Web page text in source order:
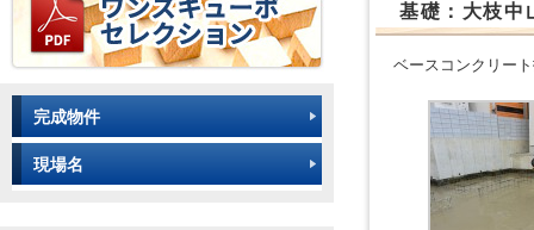
基礎：大枝
ベースコンクリー
完成物件
現場名